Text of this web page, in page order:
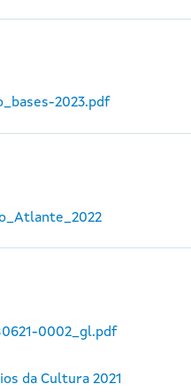
2023.pdf
0002_gl.pdf
da Cultura 2021